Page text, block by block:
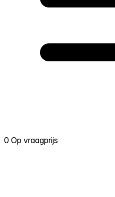
0 Op vraagprijs